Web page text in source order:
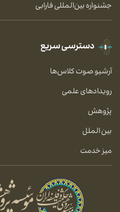
جشنواره بین‌المللی فارابی
دسترسی سریع
آرشیو صوت کلاس‌ها
رویدادهای علمی
پژوهش
بین الملل
میز خدمت